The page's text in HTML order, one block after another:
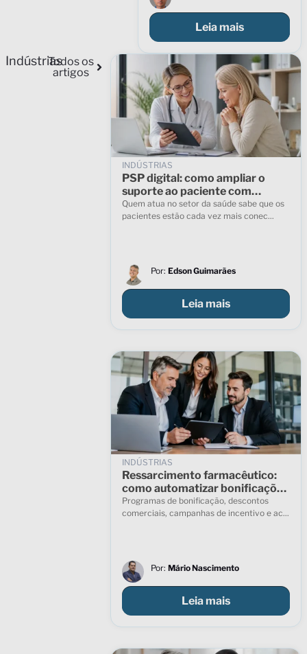
Leia mais
IndústriasTodos os
artigos
INDÚSTRIAS
PSP digital: como ampliar o
suporte ao paciente com
tecnologia e atendimento
humanizado
Quem atua no setor da saúde sabe que os
pacientes estão cada vez mais conec...
Por:Edson Guimarães
Leia mais
INDÚSTRIAS
Ressarcimento farmacêutico:
como automatizar bonificações
e garantir conformidade fiscal
nas vendas indiretas
Programas de bonificação, descontos
comerciais, campanhas de incentivo e ac...
Por:Mário Nascimento
Leia mais